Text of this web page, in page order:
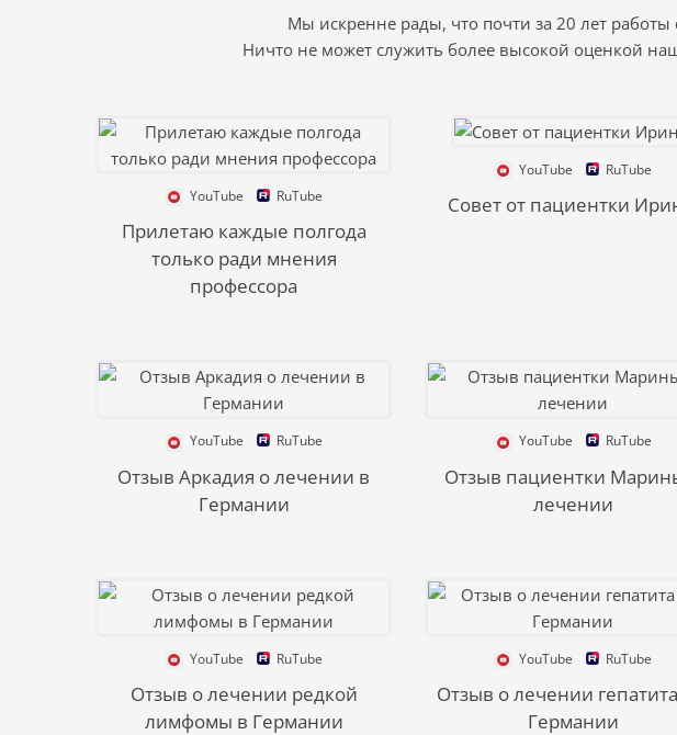
Мы искренне рады, что почти за 20 лет
Ничто не может служить более высокой оценкой
YouTube RuTube
Прилетаю каждые полгода
только ради мнения
профессора
YouTube RuTube
Совет от пациентки
YouTube RuTube
Отзыв Аркадия о лечении в
Германии
YouTube RuTube
Отзыв пациентки
лечении
YouTube RuTube
Отзыв о лечении редкой
лимфомы в Германии
YouTube RuTube
Отзыв о лечении
Германии